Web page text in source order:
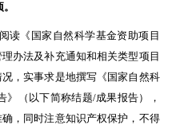
《国家自然科学基金资助项目
办法及补充通知和相关类型项目
，实事求是地撰写《国家自然科
》（以下简称结题/成果报告），
，同时注意知识产权保护，不得